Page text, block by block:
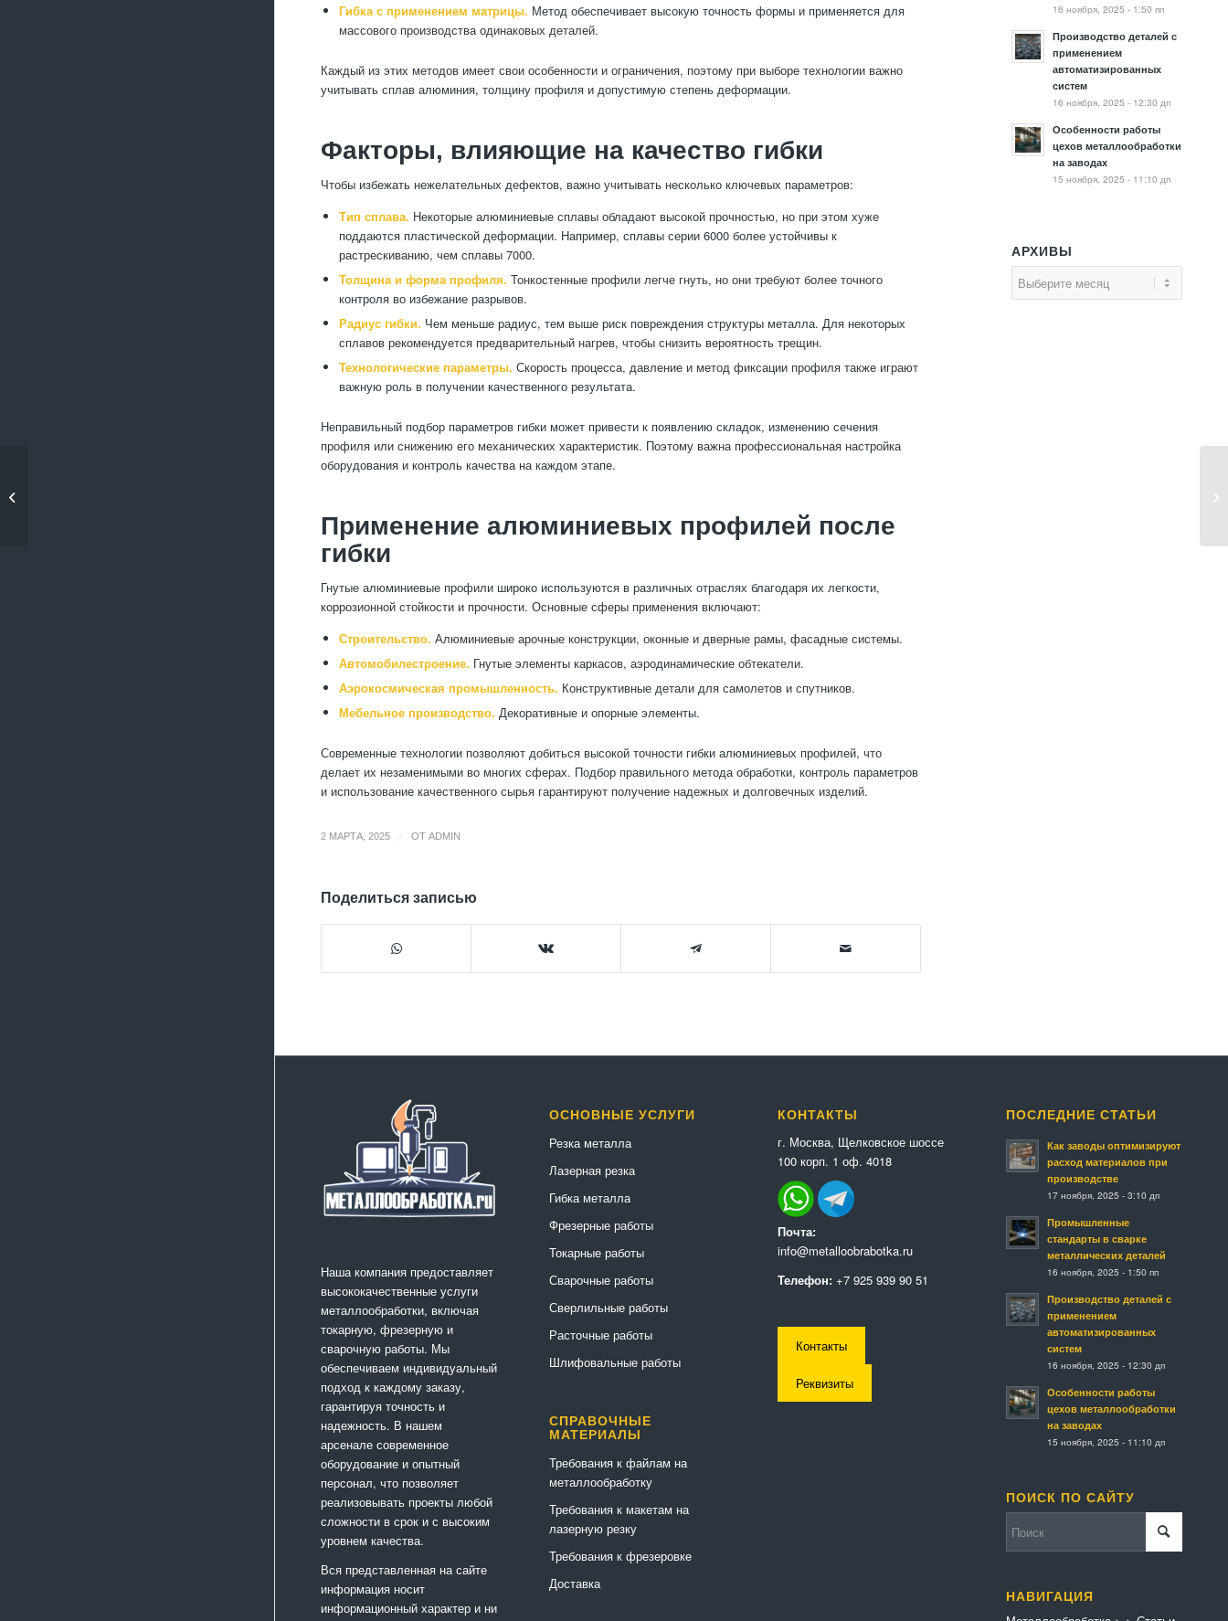
Гибка с применением матрицы. Метод обеспечивает высокую точность формы и применяется для
массового производства одинаковых деталей.
Каждый из этих методов имеет свои особенности и ограничения, поэтому при выборе технологии важно
учитывать сплав алюминия, толщину профиля и допустимую степень деформации.
Факторы, влияющие на качество гибки
Чтобы избежать нежелательных дефектов, важно учитывать несколько ключевых параметров:
Тип сплава. Некоторые алюминиевые сплавы обладают высокой прочностью, но при этом хуже
поддаются пластической деформации. Например, сплавы серии 6000 более устойчивы к
растрескиванию, чем сплавы 7000.
Толщина и форма профиля. Тонкостенные профили легче гнуть, но они требуют более точного
контроля во избежание разрывов.
Радиус гибки. Чем меньше радиус, тем выше риск повреждения структуры металла. Для некоторых
сплавов рекомендуется предварительный нагрев, чтобы снизить вероятность трещин.
Технологические параметры. Скорость процесса, давление и метод фиксации профиля также играют
важную роль в получении качественного результата.
Неправильный подбор параметров гибки может привести к появлению складок, изменению сечения
профиля или снижению его механических характеристик. Поэтому важна профессиональная настройка
оборудования и контроль качества на каждом этапе.
Применение алюминиевых профилей после
гибки
Гнутые алюминиевые профили широко используются в различных отраслях благодаря их легкости,
коррозионной стойкости и прочности. Основные сферы применения включают:
Строительство. Алюминиевые арочные конструкции, оконные и дверные рамы, фасадные системы.
Автомобилестроение. Гнутые элементы каркасов, аэродинамические обтекатели.
Аэрокосмическая промышленность. Конструктивные детали для самолетов и спутников.
Мебельное производство. Декоративные и опорные элементы.
Современные технологии позволяют добиться высокой точности гибки алюминиевых профилей, что
делает их незаменимыми во многих сферах. Подбор правильного метода обработки, контроль параметров
и использование качественного сырья гарантируют получение надежных и долговечных изделий.
2 МАРТА, 2025 ОТ ADMIN
Поделиться записью
16 ноября, 2025 - 1:50 пп
Производство деталей с
применением
автоматизированных
систем
16 ноября, 2025 - 12:30 дп
Особенности работы
цехов металлообработки
на заводах
15 ноября, 2025 - 11:10 дп
АРХИВЫ
Наша компания предоставляет
высококачественные услуги
металлообработки, включая
токарную, фрезерную и
сварочную работы. Мы
обеспечиваем индивидуальный
подход к каждому заказу,
гарантируя точность и
надежность. В нашем
арсенале современное
оборудование и опытный
персонал, что позволяет
реализовывать проекты любой
сложности в срок и с высоким
уровнем качества.
Вся представленная на сайте
информация носит
информационный характер и ни
ОСНОВНЫЕ УСЛУГИ
Резка металла
Лазерная резка
Гибка металла
Фрезерные работы
Токарные работы
Сварочные работы
Сверлильные работы
Расточные работы
Шлифовальные работы
СПРАВОЧНЫЕ
МАТЕРИАЛЫ
Требования к файлам на
металлообработку
Требования к макетам на
лазерную резку
Требования к фрезеровке
Доставка
КОНТАКТЫ
г. Москва, Щелковское шоссе
100 корп. 1 оф. 4018
Почта:
info@metalloobrabotka.ru
Телефон: +7 925 939 90 51
Контакты
Реквизиты
ПОСЛЕДНИЕ СТАТЬИ
Как заводы оптимизируют
расход материалов при
производстве
17 ноября, 2025 - 3:10 дп
Промышленные
стандарты в сварке
металлических деталей
16 ноября, 2025 - 1:50 пп
Производство деталей с
применением
автоматизированных
систем
16 ноября, 2025 - 12:30 дп
Особенности работы
цехов металлообработки
на заводах
15 ноября, 2025 - 11:10 дп
ПОИСК ПО САЙТУ
НАВИГАЦИЯ